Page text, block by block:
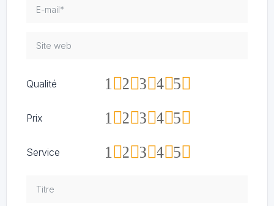
Qualité 5
4
3
2
1
Prix 5
4
3
2
1
Service 5
4
3
2
1